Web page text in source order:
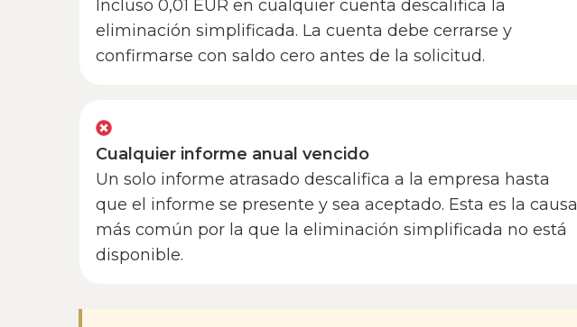
Incluso 0,01 EUR en cualquier cuenta descalifica la
eliminación simplificada. La cuenta debe cerrarse y
confirmarse con saldo cero antes de la solicitud.
Cualquier informe anual vencido
Un solo informe atrasado descalifica a la empresa hasta
que el informe se presente y sea aceptado. Esta es la causa
más común por la que la eliminación simplificada no está
disponible.